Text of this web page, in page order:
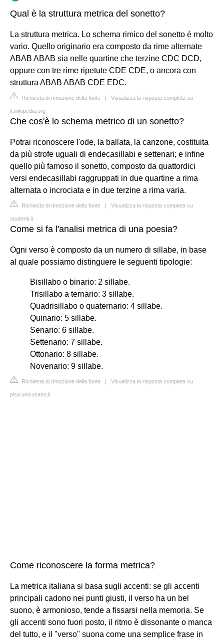
Qual è la struttura metrica del sonetto?
La struttura metrica. Lo schema rimico del sonetto è molto
vario. Quello originario era composto da rime alternate
ABAB ABAB sia nelle quartine che terzine CDC DCD,
oppure con tre rime ripetute CDE CDE, o ancora con
struttura ABAB ABAB CDE EDC.
Richiesta di rimozione della fonte | Visualizza la risposta completa su
it.wikipedia.org
Che cos'è lo schema metrico di un sonetto?
Potrai riconoscere l'ode, la ballata, la canzone, costituita
da più strofe uguali di endecasillabi e settenari; e infine
quello più famoso il sonetto, composto da quattordici
versi endecasillabi raggruppati in due quartine a rima
alternata o incrociata e in due terzine a rima varia.
Richiesta di rimozione della fonte | Visualizza la risposta completa su
studenti.it
Come si fa l'analisi metrica di una poesia?
Ogni verso è composto da un numero di sillabe, in base
al quale possiamo distinguere le seguenti tipologie:
Bisillabo o binario: 2 sillabe.
Trisillabo a ternario: 3 sillabe.
Quadrisillabo o quaternario: 4 sillabe.
Quinario: 5 sillabe.
Senario: 6 sillabe.
Settenario: 7 sillabe.
Ottonario: 8 sillabe.
Novenario: 9 sillabe.
Richiesta di rimozione della fonte | Visualizza la risposta completa su
pisa.unicusano.it
Come riconoscere la forma metrica?
La metrica italiana si basa sugli accenti: se gli accenti
principali cadono nei punti giusti, il verso ha un bel
suono, è armonioso, tende a fissarsi nella memoria. Se
gli accenti sono fuori posto, il ritmo è dissonante o manca
del tutto, e il "verso" suona come una semplice frase in